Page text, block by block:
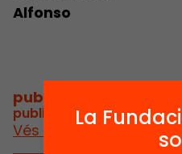
Alfonso
publicacions i vídeos
publicacions i vídeos
Vés a publicacions i
La